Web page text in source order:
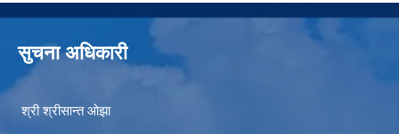
सुचना अधिकारी
श्री श्रीसान्त ओझा